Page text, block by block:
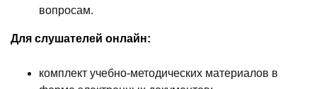
вопросам.
Для слушателей онлайн:
комплект учебно-методических материалов в